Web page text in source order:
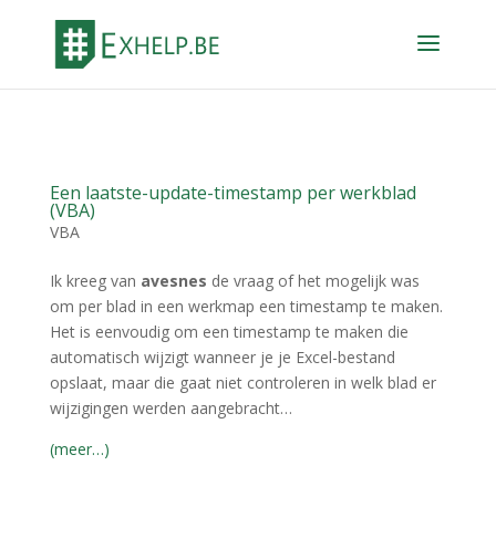
Een laatste-update-timestamp per werkblad
(VBA)
VBA
Ik kreeg van avesnes de vraag of het mogelijk was
om per blad in een werkmap een timestamp te maken.
Het is eenvoudig om een timestamp te maken die
automatisch wijzigt wanneer je je Excel-bestand
opslaat, maar die gaat niet controleren in welk blad er
wijzigingen werden aangebracht…
(meer…)